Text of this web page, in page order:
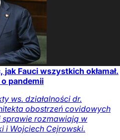
Fauci wszystkich okłamał.
pandemii
ws. działalności dr.
obostrzeń covidowych
sprawie rozmawiają w
i Wojciech Cejrowski.